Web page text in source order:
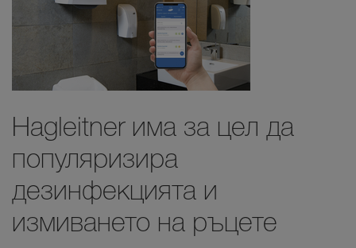
Hagleitner има за цел да
популяризира
дезинфекцията и
измиването на ръцете